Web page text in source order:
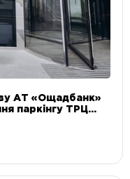
АТ «Ощадбанк»
паркінгу ТРЦ